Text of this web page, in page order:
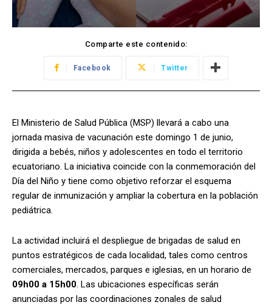
Comparte este contenido:
Facebook Twitter
El Ministerio de Salud Pública (MSP) llevará a cabo una
jornada masiva de vacunación este domingo 1 de junio,
dirigida a bebés, niños y adolescentes en todo el territorio
ecuatoriano. La iniciativa coincide con la conmemoración del
Día del Niño y tiene como objetivo reforzar el esquema
regular de inmunización y ampliar la cobertura en la población
pediátrica.
La actividad incluirá el despliegue de brigadas de salud en
puntos estratégicos de cada localidad, tales como centros
comerciales, mercados, parques e iglesias, en un horario de
09h00 a 15h00 . Las ubicaciones específicas serán
anunciadas por las coordinaciones zonales de salud